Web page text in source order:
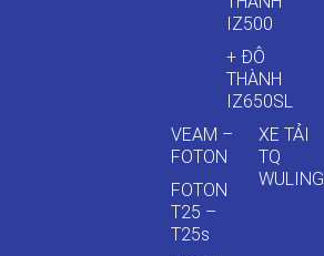
IZ500
+ ĐÔ
THÀNH
IZ650SL
VEAM –
FOTON
FOTON
T25 –
T25s
XE TẢI
TQ
WULING